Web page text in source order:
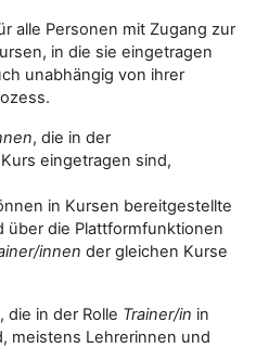
alle Personen mit Zugang zur
in die sie eingetragen
unabhängig von ihrer
, die in der
eingetragen sind,
in Kursen bereitgestellte
die Plattformfunktionen
innen der gleichen Kurse
, die in der Rolle Trainer/in in
meistens Lehrerinnen und